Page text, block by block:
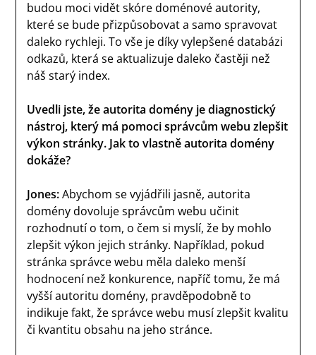
budou moci vidět skóre doménové autority,
které se bude přizpůsobovat a samo spravovat
daleko rychleji. To vše je díky vylepšené databázi
odkazů, která se aktualizuje daleko častěji než
náš starý index.
Uvedli jste, že autorita domény je diagnostický
nástroj, který má pomoci správcům webu zlepšit
výkon stránky. Jak to vlastně autorita domény
dokáže?
Jones:Abychom se vyjádřili jasně, autorita
domény dovoluje správcům webu učinit
rozhodnutí o tom, o čem si myslí, že by mohlo
zlepšit výkon jejich stránky. Například, pokud
stránka správce webu měla daleko menší
hodnocení než konkurence, napříč tomu, že má
vyšší autoritu domény, pravděpodobně to
indikuje fakt, že správce webu musí zlepšit kvalitu
či kvantitu obsahu na jeho stránce.